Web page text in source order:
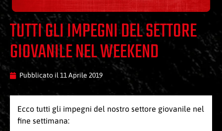
TUTTI GLI IMPEGNI DEL SETTORE
GIOVANILE NEL WEEKEND
Pubblicato il 11 Aprile 2019
Ecco tutti gli impegni del nostro settore giovanile nel
fine settimana: